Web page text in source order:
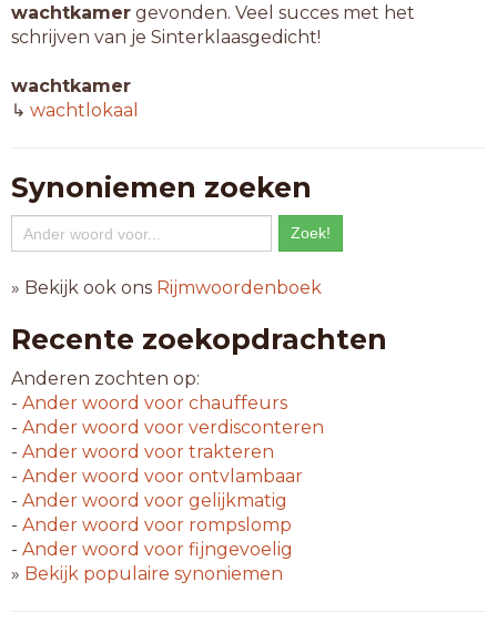
wachtkamer gevonden. Veel succes met het
schrijven van je Sinterklaasgedicht!
wachtkamer
↳ wachtlokaal
Synoniemen zoeken
» Bekijk ook ons Rijmwoordenboek
Recente zoekopdrachten
Anderen zochten op:
- Ander woord voor chauffeurs
- Ander woord voor verdisconteren
- Ander woord voor trakteren
- Ander woord voor ontvlambaar
- Ander woord voor gelijkmatig
- Ander woord voor rompslomp
- Ander woord voor fijngevoelig
» Bekijk populaire synoniemen